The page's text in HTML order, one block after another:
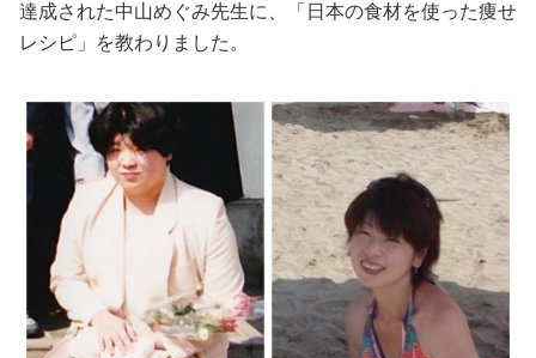
達成された中山めぐみ先生に、「日本の食材を使った痩せ
レシピ」を教わりました。